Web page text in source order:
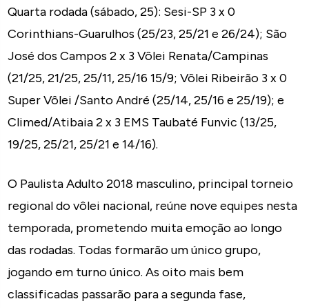
Quarta rodada (sábado, 25): Sesi-SP 3 x 0
Corinthians-Guarulhos (25/23, 25/21 e 26/24); São
José dos Campos 2 x 3 Vôlei Renata/Campinas
(21/25, 21/25, 25/11, 25/16 15/9; Vôlei Ribeirão 3 x 0
Super Vôlei /Santo André (25/14, 25/16 e 25/19); e
Climed/Atibaia 2 x 3 EMS Taubaté Funvic (13/25,
19/25, 25/21, 25/21 e 14/16).
O Paulista Adulto 2018 masculino, principal torneio
regional do vôlei nacional, reúne nove equipes nesta
temporada, prometendo muita emoção ao longo
das rodadas. Todas formarão um único grupo,
jogando em turno único. As oito mais bem
classificadas passarão para a segunda fase,